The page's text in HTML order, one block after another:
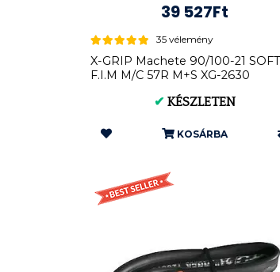
39 527Ft
35 vélemény
X-GRIP Machete 90/100-21
F.I.M M/C 57R M+S XG-2630
✔ KÉSZLETEN
KOSÁRBA